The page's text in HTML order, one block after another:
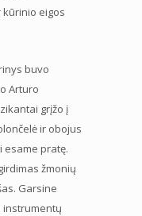
kūrinio eigos
buvo
Arturo
grįžo į
ir obojus
esame pratę.
žmonių
Garsine
instrumentų